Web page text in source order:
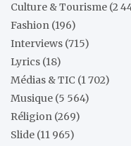
Culture & Tourisme (2
Fashion (196)
Interviews (715)
Lyrics (18)
Médias & TIC (1 702)
Musique (5 564)
Réligion (269)
Slide (11 965)